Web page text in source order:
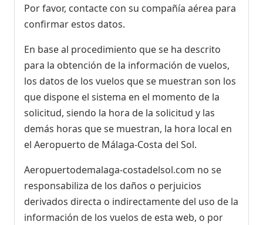
Por favor, contacte con su compañía aérea para
confirmar estos datos.
En base al procedimiento que se ha descrito
para la obtención de la información de vuelos,
los datos de los vuelos que se muestran son los
que dispone el sistema en el momento de la
solicitud, siendo la hora de la solicitud y las
demás horas que se muestran, la hora local en
el Aeropuerto de Málaga-Costa del Sol.
Aeropuertodemalaga-costadelsol.com no se
responsabiliza de los daños o perjuicios
derivados directa o indirectamente del uso de la
información de los vuelos de esta web, o por